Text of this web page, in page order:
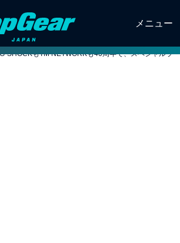
メニュー
G-SHOCKもTM NETWORKも40周年で、スペシャルラ